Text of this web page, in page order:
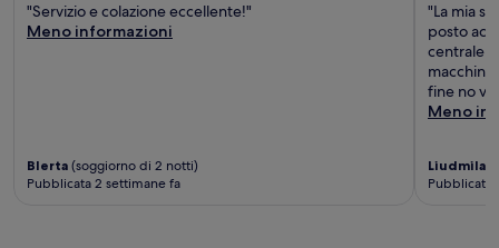
"Servizio e colazione eccellente!"
Meno informazioni
Blerta (soggiorno di 2 notti)
Pubblicata 2 settimane fa
"La mia
posto
centrale
fine no vi
Meno
Liudmila
Pubblicata